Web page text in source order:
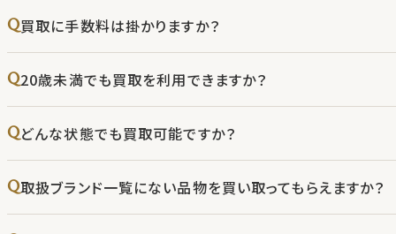
買取に手数料は掛かりますか？
20歳未満でも買取を利用できますか？
どんな状態でも買取可能ですか？
取扱ブランド一覧にない品物を買い取ってもらえますか？